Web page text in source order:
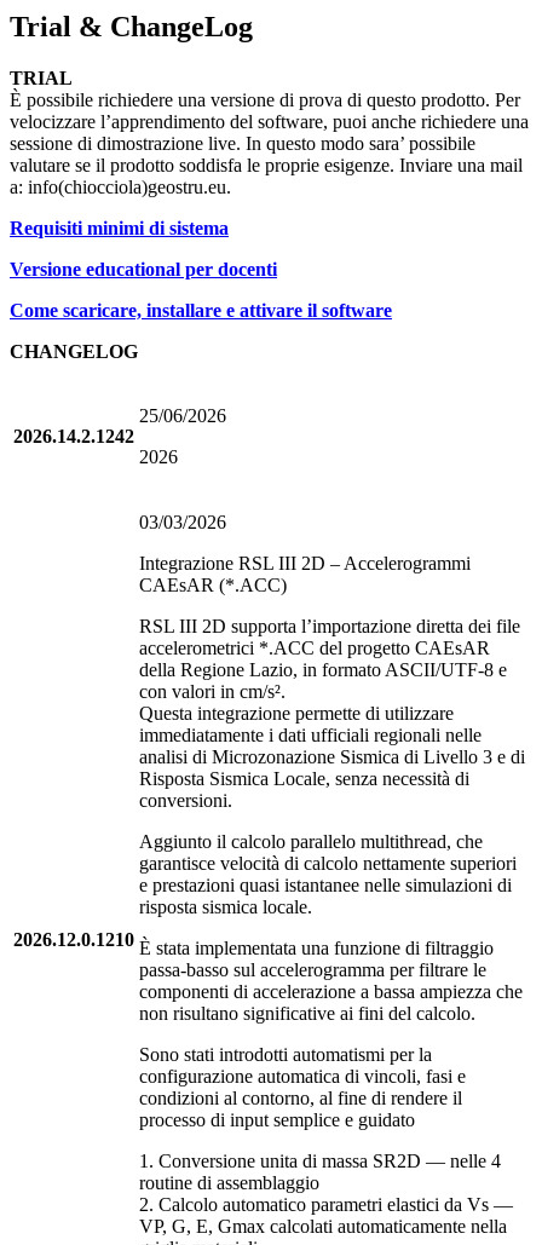
Trial & ChangeLog
TRIAL
È possibile richiedere una versione di prova di questo prodotto. Per
velocizzare l’apprendimento del software, puoi anche richiedere una
sessione di dimostrazione live. In questo modo sara’ possibile
valutare se il prodotto soddisfa le proprie esigenze. Inviare una mail
a: info(chiocciola)geostru.eu.
Requisiti minimi di sistema
Versione educational per docenti
Come scaricare, installare e attivare il software
CHANGELOG
2026.14.2.1242
25/06/2026
2026
2026.12.0.1210
03/03/2026
Integrazione RSL III 2D – Accelerogrammi
CAEsAR (*.ACC)
RSL III 2D supporta l’importazione diretta dei file
accelerometrici *.ACC del progetto CAEsAR
della Regione Lazio, in formato ASCII/UTF-8 e
con valori in cm/s².
Questa integrazione permette di utilizzare
immediatamente i dati ufficiali regionali nelle
analisi di Microzonazione Sismica di Livello 3 e di
Risposta Sismica Locale, senza necessità di
conversioni.
Aggiunto il calcolo parallelo multithread, che
garantisce velocità di calcolo nettamente superiori
e prestazioni quasi istantanee nelle simulazioni di
risposta sismica locale.
È stata implementata una funzione di filtraggio
passa-basso sul accelerogramma per filtrare le
componenti di accelerazione a bassa ampiezza che
non risultano significative ai fini del calcolo.
Sono stati introdotti automatismi per la
configurazione automatica di vincoli, fasi e
condizioni al contorno, al fine di rendere il
processo di input semplice e guidato
1. Conversione unita di massa SR2D — nelle 4
routine di assemblaggio
2. Calcolo automatico parametri elastici da Vs —
VP, G, E, Gmax calcolati automaticamente nella